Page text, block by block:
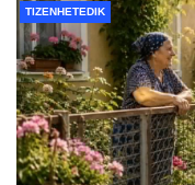
TIZENHETEDIK